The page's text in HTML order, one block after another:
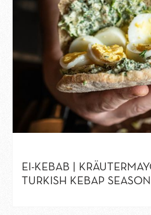
EI-KEBAB |
TURKISH KEBAP